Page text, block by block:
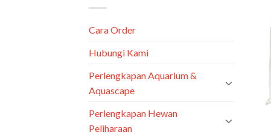
Cara Order
Hubungi Kami
Perlengkapan Aquarium &
Aquascape
Perlengkapan Hewan
Peliharaan